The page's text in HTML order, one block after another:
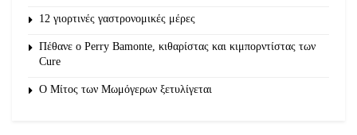
12 γιορτινές γαστρονομικές μέρες
Πέθανε ο Perry Bamonte, κιθαρίστας και κιμπορντίστας των
Cure
O Μίτος των Μωμόγερων ξετυλίγεται